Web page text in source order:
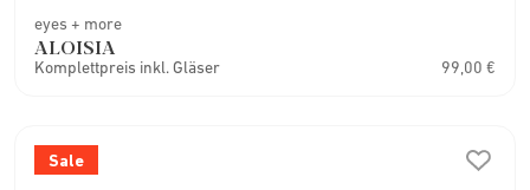
eyes + more
ALOISIA
Komplettpreis inkl. Gläser 99,00 €
Sale